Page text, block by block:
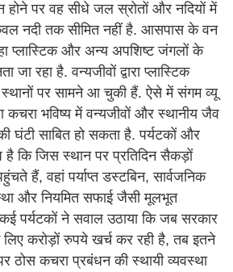
होने पर वह सीधे जल स्रोतों और नदियों में
नदी तक सीमित नहीं है. आसपास के वन
प्लास्टिक और अन्य अपशिष्ट जंगलों के
जा रहा है. वन्यजीवों द्वारा प्लास्टिक
पर सामने आ चुकी हैं. ऐसे में संगम व्यू
भविष्य में वन्यजीवों और स्थानीय जैव
घंटी साबित हो सकता है. पर्यटकों और
है कि जिस स्थान पर प्रतिदिन सैकड़ों
हैं, वहां पर्याप्त डस्टबिन, सार्वजनिक
और नियमित सफाई जैसी मूलभूत
पर्यटकों ने सवाल उठाया कि जब सरकार
लिए करोड़ों रुपये खर्च कर रही है, तब इतने
ठोस कचरा प्रबंधन की स्थायी व्यवस्था